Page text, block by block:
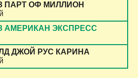
ПАРТ ОФ МИЛЛИОН
АМЕРИКАН ЭКСПРЕСС
ДЖОЙ РУС КАРИНА